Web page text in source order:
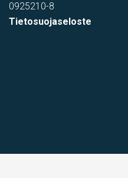
0925210-8
Tietosuojaseloste